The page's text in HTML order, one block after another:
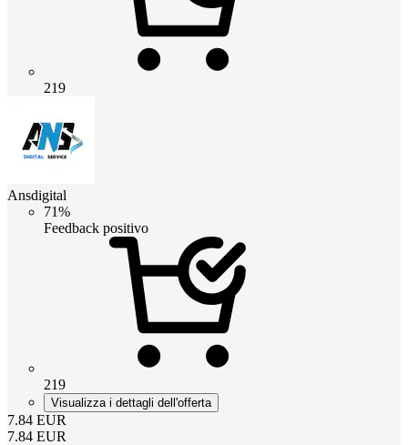
219
Ansdigital
71%
Feedback positivo
219
Visualizza i dettagli dell'offerta
7.84 EUR
7.84 EUR